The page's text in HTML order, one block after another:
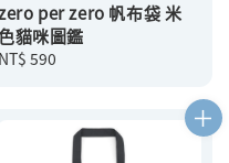
per zero 帆布袋 米
貓咪圖鑑
Regular
NT$ 590